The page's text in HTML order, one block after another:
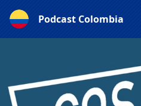
Podcast Colombia